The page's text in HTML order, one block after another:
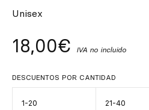
Unisex
18,00€ IVA no incluido
DESCUENTOS POR CANTIDAD
1-20 21-40